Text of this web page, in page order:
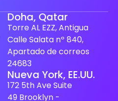
Doha, Qatar
Torre AL EZZ, Antigua
Calle Salata nº 840,
Apartado de correos
24683
Nueva York, EE.UU.
172 5th Ave Suite
49 Brooklyn -